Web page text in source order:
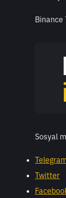
Binance
Sosyal
Twitter